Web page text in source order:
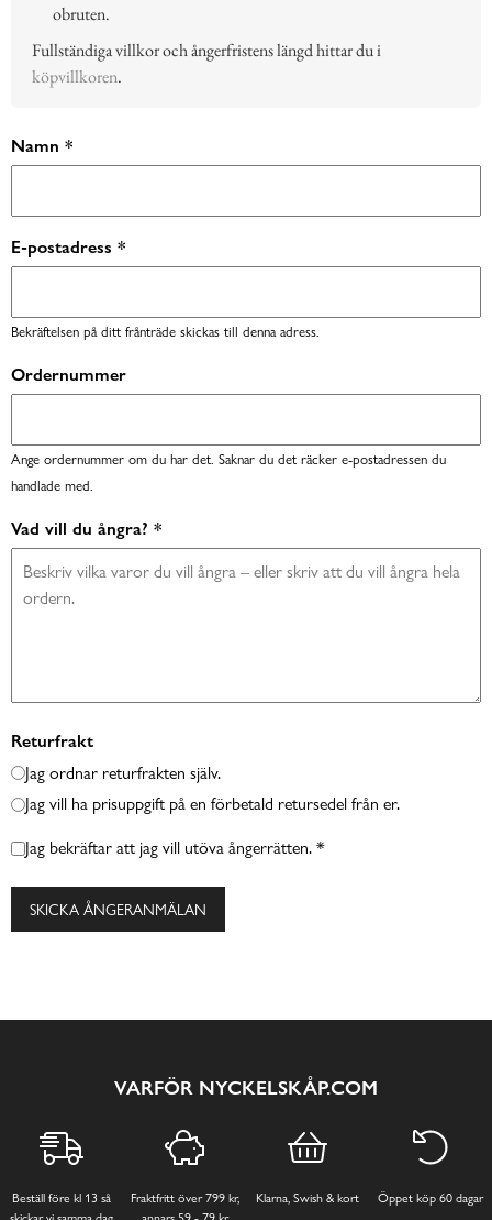
obruten.
Fullständiga villkor och ångerfristens längd hittar du i
köpvillkoren.
Namn *
E-postadress *
Bekräftelsen på ditt frånträde skickas till denna adress.
Ordernummer
Ange ordernummer om du har det. Saknar du det räcker e-postadressen du
handlade med.
Vad vill du ångra? *
Returfrakt
Jag ordnar returfrakten själv.
Jag vill ha prisuppgift på en förbetald retursedel från er.
Jag bekräftar att jag vill utöva ångerrätten. *
VARFÖR NYCKELSKÅP.COM
Beställ före kl 13 så
Fraktfritt över 799 kr,
Klarna, Swish & kort Öppet köp 60 dagar